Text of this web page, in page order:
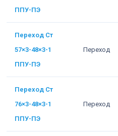
ППУ-ПЭ
Переход Ст
57×3-48×3-1
ППУ-ПЭ
Переход
Переход Ст
76×3-48×3-1
ППУ-ПЭ
Переход